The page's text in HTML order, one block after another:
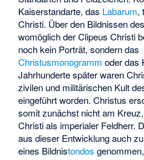
Kaiserstandarte, das Labarum,
Christi. Über den Bildnissen
womöglich der Clipeus Christi
noch kein Porträt, sondern das
Christusmonogramm oder das
Jahrhunderte später waren
zivilen und militärischen Kult
eingeführt worden. Christus
somit zunächst nicht am
Christi als imperialer Feldherr.
aus dieser Entwicklung auch
eines Bildnistondos